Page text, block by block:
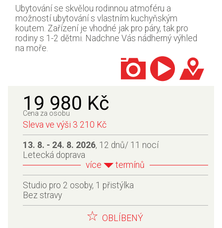
Ubytování se skvělou rodinnou atmoféru a
možností ubytování s vlastním kuchyňským
koutem. Zařízení je vhodné jak pro páry, tak pro
rodiny s 1-2 dětmi. Nadchne Vás nádherný výhled
na moře.
19 980 Kč
Cena za osobu
Sleva ve výši 3 210 Kč
13. 8. - 24. 8. 2026, 12 dnů/ 11 nocí
Letecká doprava
více
termínů
Studio pro 2 osoby, 1 přistýlka
Bez stravy
OBLÍBENÝ